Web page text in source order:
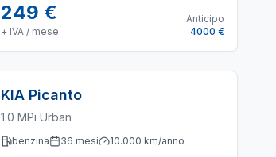
249 €
+ IVA / mese
Anticipo
4000 €
KIA Picanto
1.0 MPi Urban
benzina 36 mesi 10.000 km/anno